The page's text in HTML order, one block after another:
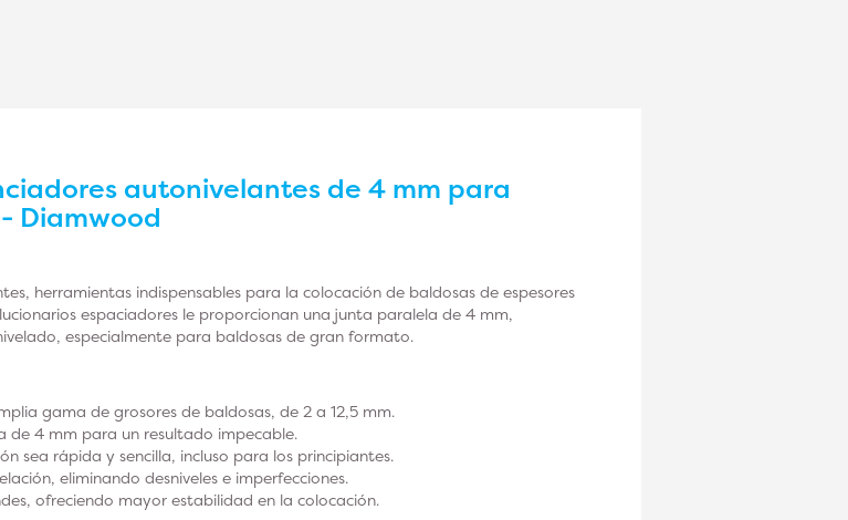
autonivelantes de 4 mm para
Diamwood
herramientas indispensables para la colocación de baldosas de espesores
espaciadores le proporcionan una junta paralela de 4 mm,
especialmente para baldosas de gran formato.
gama de grosores de baldosas, de 2 a 12,5 mm.
de 4 mm para un resultado impecable.
sea rápida y sencilla, incluso para los principiantes.
eliminando desniveles e imperfecciones.
ofreciendo mayor estabilidad en la colocación.